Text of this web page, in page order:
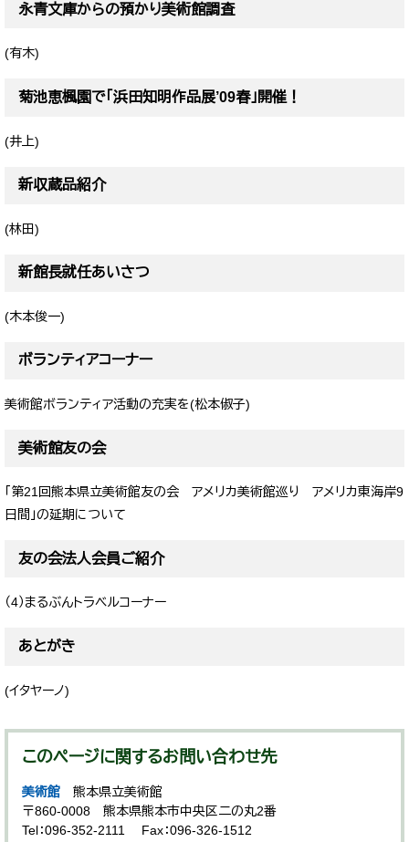
永青文庫からの預かり美術館調査
(有木)
菊池恵楓園で「浜田知明作品展’09春」開催！
(井上)
新収蔵品紹介
(林田)
新館長就任あいさつ
(木本俊一)
ボランティアコーナー
美術館ボランティア活動の充実を(松本俶子)
美術館友の会
「第21回熊本県立美術館友の会 アメリカ美術館巡り アメリカ東海岸9
日間」の延期について
友の会法人会員ご紹介
（4）まるぶんトラベルコーナー
あとがき
(イタヤーノ)
このページに関するお問い合わせ先
美術館
熊本県立美術館
〒860-0008
熊本県熊本市中央区二の丸2番
Tel：096-352-2111
Fax：096-326-1512